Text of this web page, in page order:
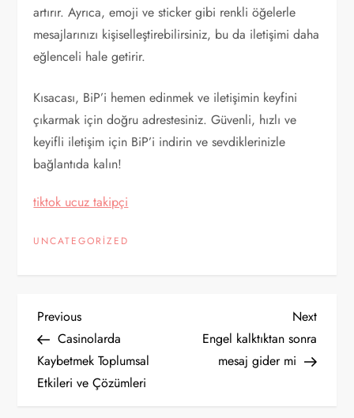
artırır. Ayrıca, emoji ve sticker gibi renkli öğelerle
mesajlarınızı kişiselleştirebilirsiniz, bu da iletişimi daha
eğlenceli hale getirir.
Kısacası, BiP’i hemen edinmek ve iletişimin keyfini
çıkarmak için doğru adrestesiniz. Güvenli, hızlı ve
keyifli iletişim için BiP’i indirin ve sevdiklerinizle
bağlantıda kalın!
tiktok ucuz takipçi
UNCATEGORIZED
Y
a
z
Previous
Post
Previous
Casinolarda
Kaybetmek Toplumsal
Etkileri ve Çözümleri
Next
Post
Next
Engel kalktıktan sonra
mesaj gider mi